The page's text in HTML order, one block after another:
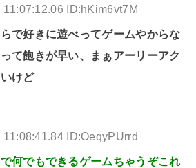
ID:hKim6vt7M
で好きに遊べってゲームやからな
て飽きが早い、まぁアーリーアク
けど
ID:OeqyPUrrd
何でもできるゲームちゃうぞこれ